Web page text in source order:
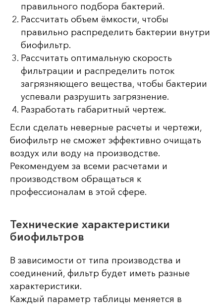
правильного подбора бактерий.
Рассчитать объем ёмкости, чтобы
правильно распределить бактерии внутри
биофильтр.
Рассчитать оптимальную скорость
фильтрации и распределить поток
загрязняющего вещества, чтобы бактерии
успевали разрушить загрязнение.
Разработать габаритный чертеж.
Если сделать неверные расчеты и чертежи,
биофильтр не сможет эффективно очищать
воздух или воду на производстве.
Рекомендуем за всеми расчетами и
производством обращаться к
профессионалам в этой сфере.
Технические характеристики
биофильтров
В зависимости от типа производства и
соединений, фильтр будет иметь разные
характеристики.
Каждый параметр таблицы меняется в